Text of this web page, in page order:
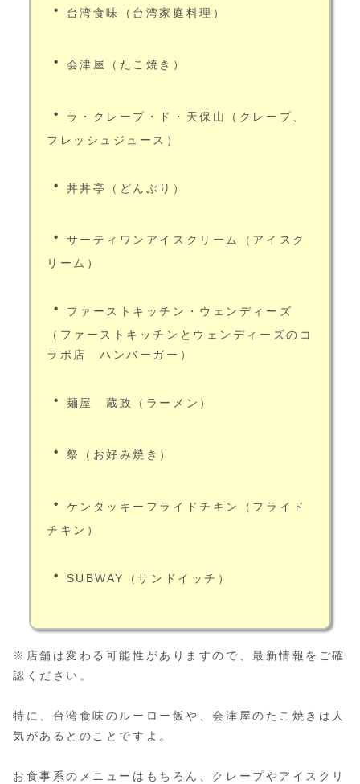
・ 台湾食味（台湾家庭料理）
・ 会津屋（たこ焼き）
・
ラ・クレープ・ド・天保山（クレープ、
フレッシュジュース）
・ 丼丼亭（どんぶり）
・
サーティワンアイスクリーム（アイスク
リーム）
・
ファーストキッチン・ウェンディーズ
（ファーストキッチンとウェンディーズのコ
ラボ店 ハンバーガー）
・ 麺屋 蔵政（ラーメン）
・ 祭（お好み焼き）
・
ケンタッキーフライドチキン（フライド
チキン）
・ SUBWAY（サンドイッチ）
※店舗は変わる可能性がありますので、最新情報をご確
認ください。
特に、台湾食味のルーロー飯や、会津屋のたこ焼きは人
気があるとのことですよ。
お食事系のメニューはもちろん、クレープやアイスクリ